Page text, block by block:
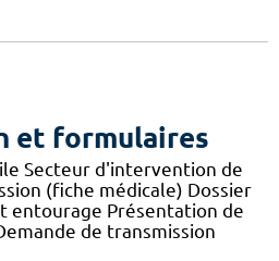
et formulaires
Secteur d'intervention de
(fiche médicale) Dossier
Présentation de
de transmission